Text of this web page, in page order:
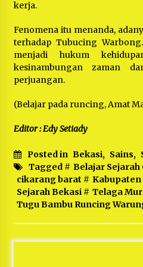
kerja.
Fenomena itu menanda,
terhadap Tubucing
menjadi hukum
kesinambungan zaman
perjuangan.
(Belajar pada runcing, Amat
Editor : Edy Setiady
Posted in Bekasi, Sains,
Tagged # Belajar
cikarang barat # Kabupaten
Sejarah Bekasi# Telaga
Tugu Bambu Runcing